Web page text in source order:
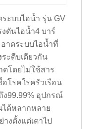
ะบบไอน้ำ รุ่น GV
ดันไอน้ำ4 บาร์
าดระบบไอน้ำที่
ะดีบเดียวกัน
ดโดยไม่ใช้สาร
โรคใรครัวเรือน
99.99% อุปกรณ์
ได้หลากหลาย
งตั้งแต่เตาไป